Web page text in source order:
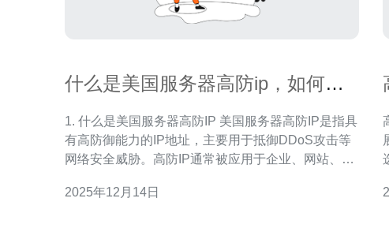
什么是美国服务器高防ip，如何提
1. 什么是美国服务器高防IP 美国服务器高防IP是指具
有高防御能力的IP地址，主要用于抵御DDoS攻击等
网络安全威胁。高防IP通常被应用于企业、网站、游
高防IP，用户可以有效减少网络攻击带来的损失，确
2025年12月14日